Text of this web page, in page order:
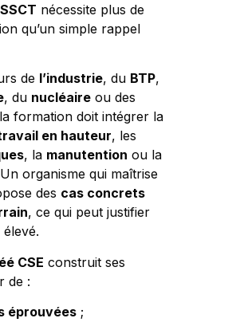
nécessite plus de
qu’un simple rappel
de l’industrie, du BTP,
, du nucléaire ou des
formation doit intégrer la
en hauteur, les
, la manutention ou la
organisme qui maîtrise
des cas concrets
, ce qui peut justifier
CSE construit ses
de :
éprouvées ;